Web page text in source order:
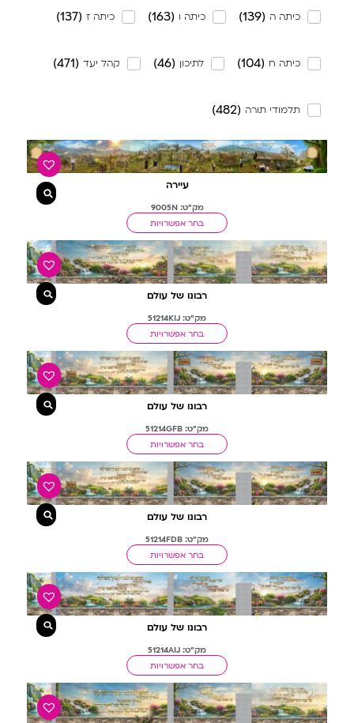
כיתה ה (
139
) כיתה ו (
163
) כיתה ז (
137
)
כיתה ח (
104
) לתיכון (
46
) קהל יעד (
471
)
תלמודי תורה (
482
)
עיירה
מק"ט: 9005N
בחר אפשרויות
רבונו של עולם
מק"ט: 51214KIJ
בחר אפשרויות
רבונו של עולם
מק"ט: 51214GFB
בחר אפשרויות
רבונו של עולם
מק"ט: 51214FDB
בחר אפשרויות
רבונו של עולם
מק"ט: 51214AIJ
בחר אפשרויות